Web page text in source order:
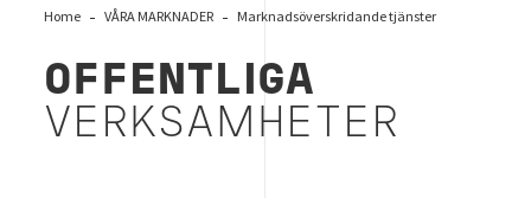
Home VÅRA MARKNADER Marknadsöverskridande tjänster
OFFENTLIGA
VERKSAMHETER